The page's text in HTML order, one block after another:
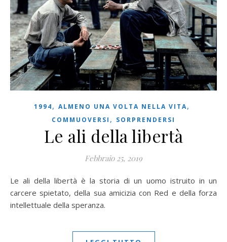
1994, ALMENO UNA VOLTA NELLA VITA,
COMMUOVERSI , SORPRENDERSI
Le ali della libertà
Febbraio 25, 2019
Le ali della libertà è la storia di un uomo istruito in un
carcere spietato, della sua amicizia con Red e della forza
intellettuale della speranza.